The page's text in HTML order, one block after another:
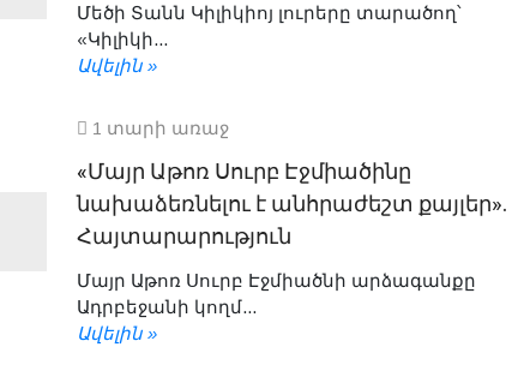
Մեծի Տանն Կիլիկիոյ լուրերը տարածող՝
«Կիլիկի...
Ավելին »
1 տարի առաջ
«Մայր Աթոռ Սուրբ Էջմիածինը
նախաձեռնելու է անհրաժեշտ քայլեր».
Հայտարարություն
Մայր Աթոռ Սուրբ Էջմիածնի արձագանքը
Ադրբեջանի կողմ...
Ավելին »